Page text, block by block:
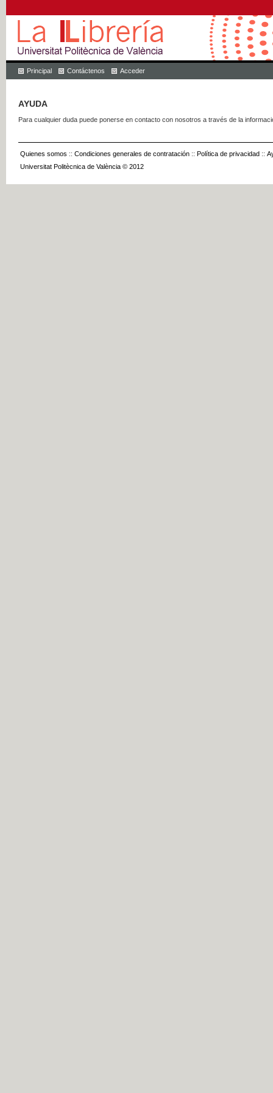
Principal Contáctenos Acceder
AYUDA
Para cualquier duda puede ponerse en contacto con nosotros a través de la
Quienes somos :: Condiciones generales de contratación :: Política de privacidad ::
Universitat Politècnica de València © 2012